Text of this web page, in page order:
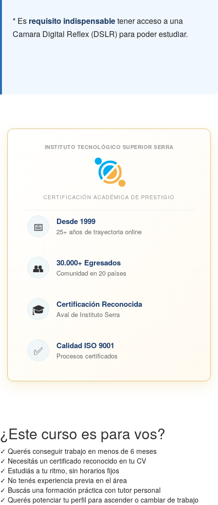
* Es requisito indispensabletener acceso a una
Camara Digital Reflex (DSLR) para poder estudiar.
INSTITUTO TECNOLÓGICO SUPERIOR SERRA
CERTIFICACIÓN ACADÉMICA DE PRESTIGIO
📅 Desde 1999
25+ años de trayectoria online
👥 30.000+ Egresados
Comunidad en 20 países
🎓 Certificación Reconocida
Aval de Instituto Serra
✅ Calidad ISO 9001
Procesos certificados
¿Este curso es para vos?
✓ Querés conseguir trabajo en menos de 6 meses
✓ Necesitás un certificado reconocido en tu CV
✓ Estudiás a tu ritmo, sin horarios fijos
✓ No tenés experiencia previa en el área
✓ Buscás una formación práctica con tutor personal
✓ Querés potenciar tu perfil para ascender o cambiar de trabajo